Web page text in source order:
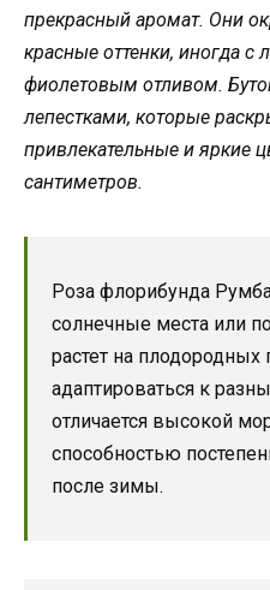
прекрасный аромат. Они
красные оттенки, иногда
фиолетовым отливом.
лепестками, которые
привлекательные и яркие
сантиметров.
Роза флорибунда
солнечные места или
растет на
адаптироваться к
отличается высокой
способностью
после зимы.